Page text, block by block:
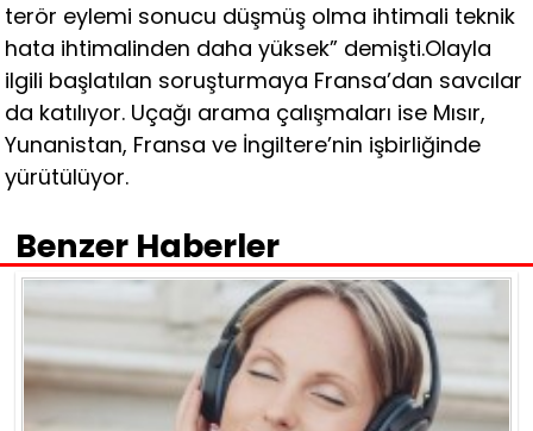
terör eylemi sonucu düşmüş olma ihtimali teknik
hata ihtimalinden daha yüksek” demişti.Olayla
ilgili başlatılan soruşturmaya Fransa’dan savcılar
da katılıyor. Uçağı arama çalışmaları ise Mısır,
Yunanistan, Fransa ve İngiltere’nin işbirliğinde
yürütülüyor.
Benzer Haberler